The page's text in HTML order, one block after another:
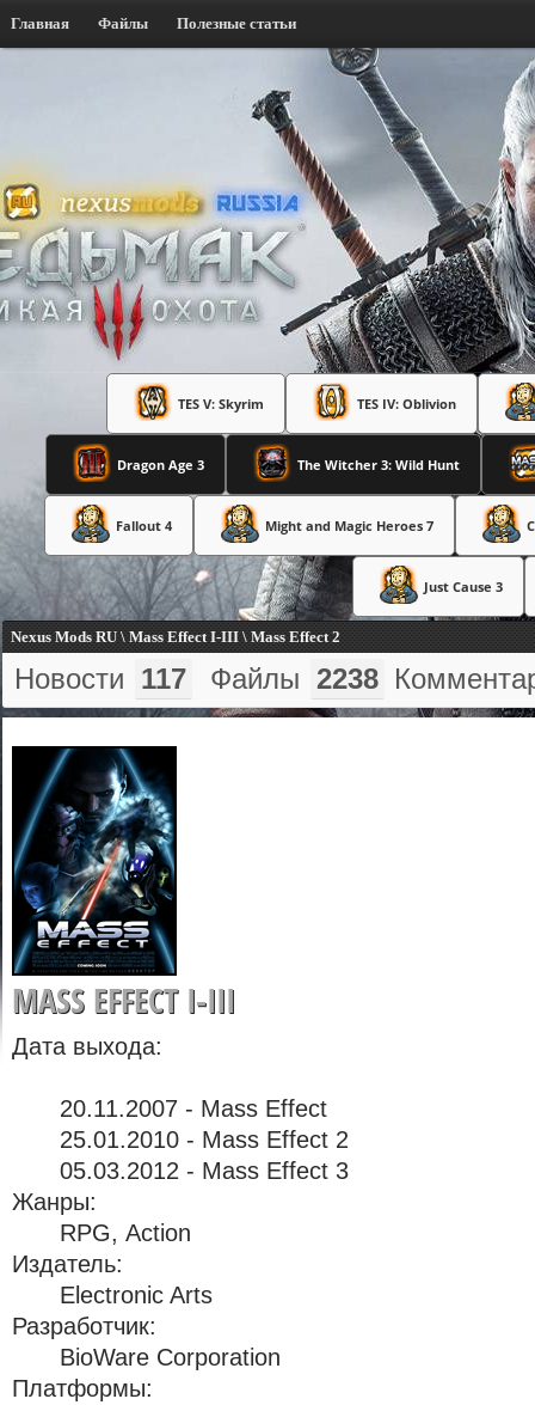
Главная Файлы Полезные статьи
TES V: Skyrim TES IV: Oblivion
Dragon Age 3 The Witcher 3: Wild Hunt
Fallout 4 Might and Magic Heroes 7
Just Cause 3
Nexus Mods RU \ Mass Effect I-III \ Mass Effect 2
Новости 117 Файлы 2238
MASS EFFECT I-III
Дата выхода:
20.11.2007 - Mass Effect
25.01.2010 - Mass Effect 2
05.03.2012 - Mass Effect 3
Жанры:
RPG, Action
Издатель:
Electronic Arts
Разработчик:
BioWare Corporation
Платформы: